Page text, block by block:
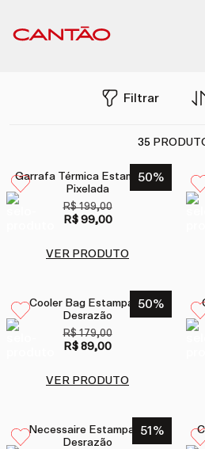
Filtrar
35
50%
Garrafa Térmica Estampada
Pixelada
R$ 199,00
R$ 99,00
VER PRODUTO
50%
Cooler Bag Estampada
Desrazão
R$ 179,00
R$ 89,00
VER PRODUTO
51 %
Necessaire Estampada
Desrazão